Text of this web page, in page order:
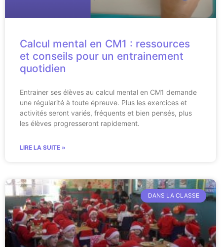
Calcul mental en CM1 : ressources
et conseils pour un entrainement
quotidien
Entrainer ses élèves au calcul mental en CM1 demande
une régularité à toute épreuve. Plus les exercices et
activités seront variés, fréquents et bien pensés, plus
les élèves progresseront rapidement.
LIRE LA SUITE »
DANS LA CLASSE